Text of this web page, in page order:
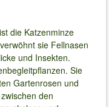
die Katzenminze
sie Fellnasen
und Insekten.
Sie
Gartenrosen und
den